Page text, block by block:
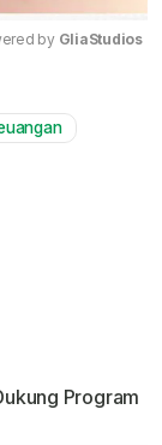
by GliaStudios
Program